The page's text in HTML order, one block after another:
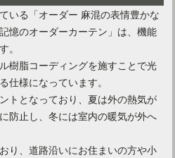
北欧風家具に合わせた選び方
いる「オーダー 麻混の表情豊かな
憶のオーダーカーテン」は、機能
。
樹脂コーディングを施すことで光
仕様になっています。
トとなっており、夏は外の熱気が
防止し、冬には室内の暖気が外へ
り、道路沿いにお住まいの方や小